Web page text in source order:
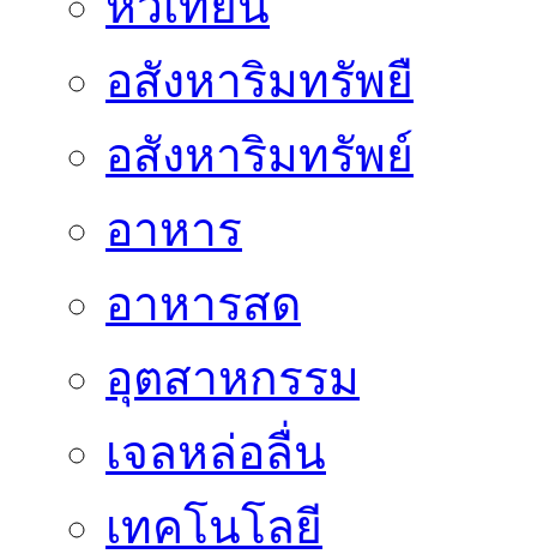
อสังหาริมทรัพยื
อสังหาริมทรัพย์
อาหาร
อาหารสด
อุตสาหกรรม
เจลหล่อลื่น
เทคโนโลยี